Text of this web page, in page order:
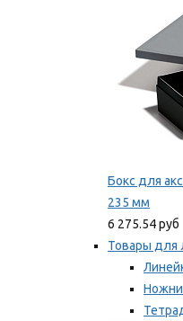
Бокс для
235 мм
6 275.54 руб
Товары для